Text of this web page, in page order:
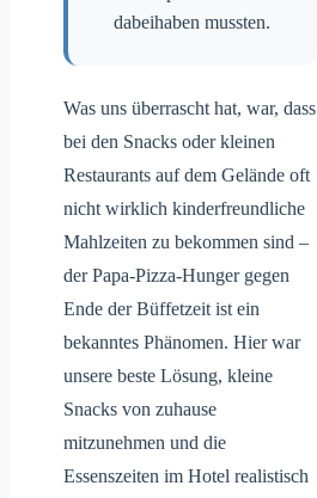
dabeihaben mussten.
Was uns überrascht hat, war, dass
bei den Snacks oder kleinen
Restaurants auf dem Gelände oft
nicht wirklich kinderfreundliche
Mahlzeiten zu bekommen sind –
der Papa-Pizza-Hunger gegen
Ende der Büffetzeit ist ein
bekanntes Phänomen. Hier war
unsere beste Lösung, kleine
Snacks von zuhause
mitzunehmen und die
Essenszeiten im Hotel realistisch